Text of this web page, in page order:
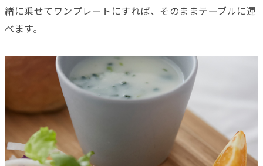
緒に乗せてワンプレートにすれば、そのままテーブルに運
べます。